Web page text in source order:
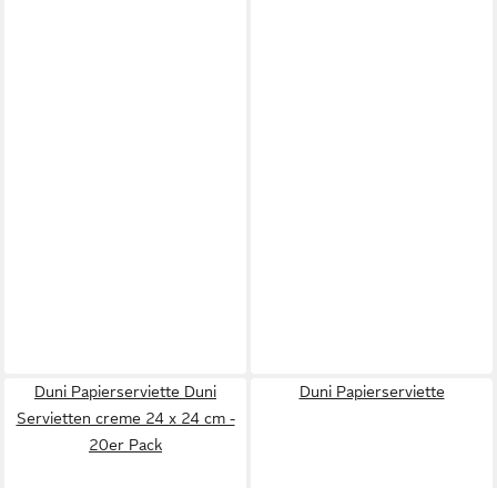
Duni Papierserviette Duni
Servietten creme 24 x 24 cm -
20er Pack
Duni Papierserviette